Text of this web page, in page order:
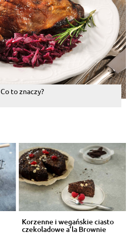
to znaczy?
Korzenne i wegańskie ciasto
czekoladowe a’la Brownie